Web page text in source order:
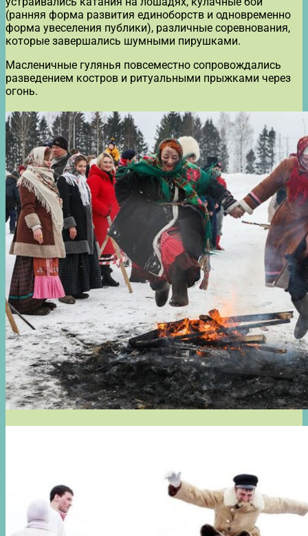
(ранняя форма развития единоборств и одновременно
форма увеселения публики), различные соревнования,
которые завершались шумными пирушками.
Масленичные гулянья повсеместно сопровождались
разведением костров и ритуальными прыжками через
огонь.